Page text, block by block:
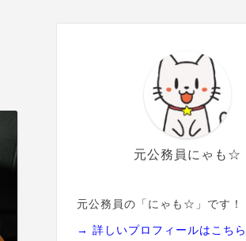
元公務員にゃも☆
元公務員の「にゃも☆」です！
→ 詳しいプロフィールはこちら